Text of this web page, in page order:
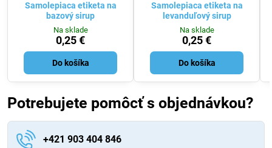
Samolepiaca etiketa na
bazový sirup
Na sklade
0,25 €
Do košíka
Samolepiaca etiketa na
levanduľový sirup
Na sklade
0,25 €
Do košíka
Potrebujete pomôcť s objednávkou?
+421 903 404 846